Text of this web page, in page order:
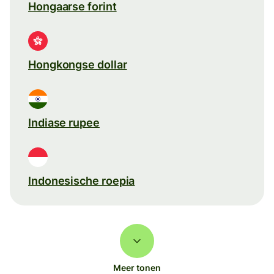
Hongaarse forint
Hongkongse dollar
Indiase rupee
Indonesische roepia
Meer tonen